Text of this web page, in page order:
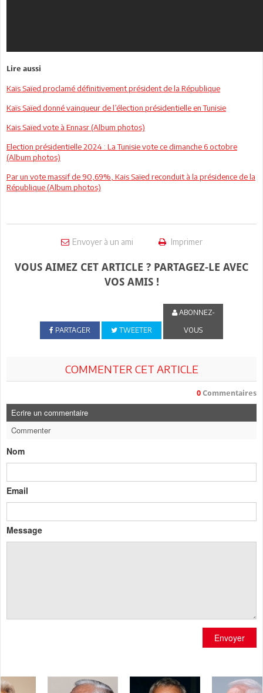
Lire aussi
Kaïs Saïed proclamé définitivement président de la République
Kaïs Saïed donné vainqueur de l’élection présidentielle en Tunisie
Kais Saïed vote à Ennasr (Album photos)
Election présidentielle 2024 : La Tunisie vote ce dimanche 6 octobre
(Album photos)
Par un vote massif de 90,69%, Kais Saïed reconduit à la présidence de la
République (Album photos)
Envoyer à un ami Imprimer
VOUS AIMEZ CET ARTICLE ? PARTAGEZ-LE AVEC
VOS AMIS !
PARTAGER TWEETER
ABONNEZ-
VOUS
COMMENTER CET ARTICLE
0 Commentaires
Ecrire un commentaire
Commenter
Nom
Email
Message
Envoyer